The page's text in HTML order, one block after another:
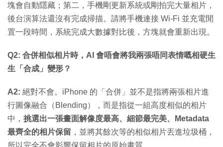
塊會自動隱藏；第二，手機剛更新系統或剛拍完大量相片，
後台演算法還沒有完成掃描。請將手機連接 Wi-Fi 並充電閒
置一段時間，系統完成大數據對比後，方塊就會重新出現。
Q2: 合併相似相片時，AI 會唔會將我兩張唔同表情嘅相硬生
生「合成」變形？
A2: 絕對不會。iPhone 的「合併」並不是指將兩張相片進
行圖像融合（Blending），而是指從一組高度相似的相片
中， 挑選出一張畫面解像度最高、細節最完美、Metadata
最齊全的相片保留 ，並將其餘次等的相似相片丟進垃圾桶，
所以完全不會影響保留相片的原始畫質。